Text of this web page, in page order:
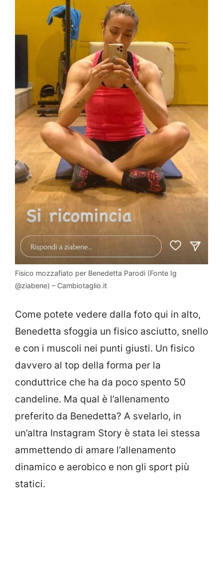
Fisico mozzafiato per Benedetta Parodi (Fonte Ig
@ziabene) – Cambiotaglio.it
Come potete vedere dalla foto qui in alto,
Benedetta sfoggia un fisico asciutto, snello
e con i muscoli nei punti giusti. Un fisico
davvero al top della forma per la
conduttrice che ha da poco spento 50
candeline. Ma qual è l’allenamento
preferito da Benedetta? A svelarlo, in
un’altra Instagram Story è stata lei stessa
ammettendo di amare l’allenamento
dinamico e aerobico e non gli sport più
statici.